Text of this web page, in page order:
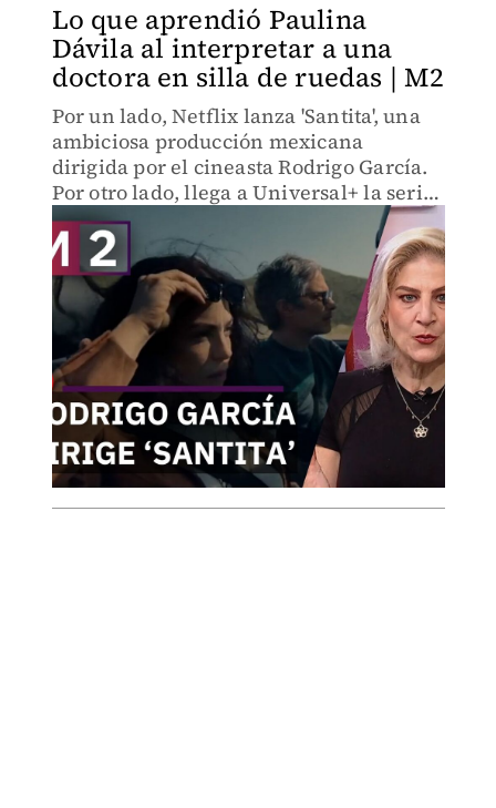
Lo que aprendió Paulina
Dávila al interpretar a una
doctora en silla de ruedas | M2
Por un lado, Netflix lanza 'Santita', una
ambiciosa producción mexicana
dirigida por el cineasta Rodrigo García.
Por otro lado, llega a Universal+ la serie
'From'. Producida por los hermanos
Russo y con el ADN de los creadores de
'Lost'.